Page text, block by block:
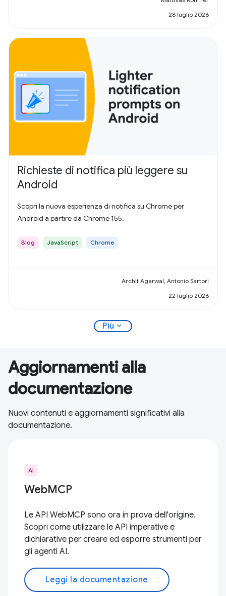
28 luglio 2026
Richieste di notifica più leggere su
Android
Scopri la nuova esperienza di notifica su Chrome per
Android a partire da Chrome 155.
Blog JavaScript Chrome
Archit Agarwal, Antonio Sartori
22 luglio 2026
Più expand_more
Aggiornamenti alla
documentazione
Nuovi contenuti e aggiornamenti significativi alla
documentazione.
AI
WebMCP
Le API WebMCP sono ora in prova dell'origine.
Scopri come utilizzare le API imperative e
dichiarative per creare ed esporre strumenti per
gli agenti AI.
Leggi la documentazione